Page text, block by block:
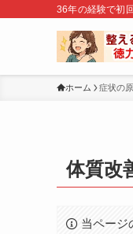
36年の経験で初
ホーム 症状の
体質改
当ページ